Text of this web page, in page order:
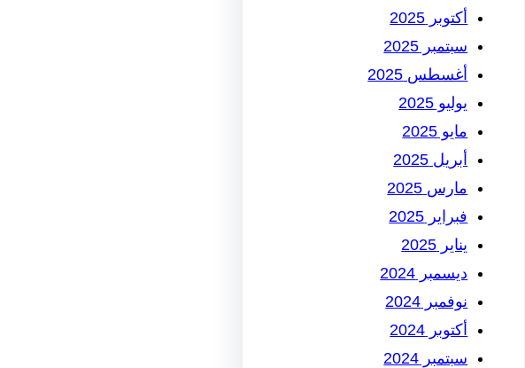
أكتوبر 2025
سبتمبر 2025
أغسطس 2025
يوليو 2025
مايو 2025
أبريل 2025
مارس 2025
فبراير 2025
يناير 2025
ديسمبر 2024
نوفمبر 2024
أكتوبر 2024
سبتمبر 2024